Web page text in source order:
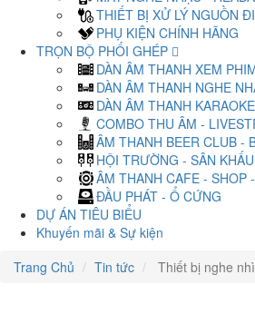
THIẾT BỊ XỬ LÝ NGUỒN
PHỤ KIỆN CHÍNH HÃNG
TRỌN BỘ PHỐI GHÉP
DÀN ÂM THANH XEM
DÀN ÂM THANH NGHE
DÀN ÂM THANH KARAOKE
COMBO THU ÂM -
ÂM THANH BEER CLUB -
HỘI TRƯỜNG - SÂN
ÂM THANH CAFE - SHOP
ĐẦU PHÁT - Ổ CỨNG
DỰ ÁN TIÊU BIỂU
Khuyến mãi & Sự kiện
Trang Chủ
Tin tức Thiết bị nghe